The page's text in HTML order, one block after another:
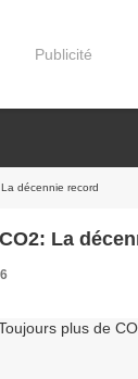
Publicité
décennie record
La